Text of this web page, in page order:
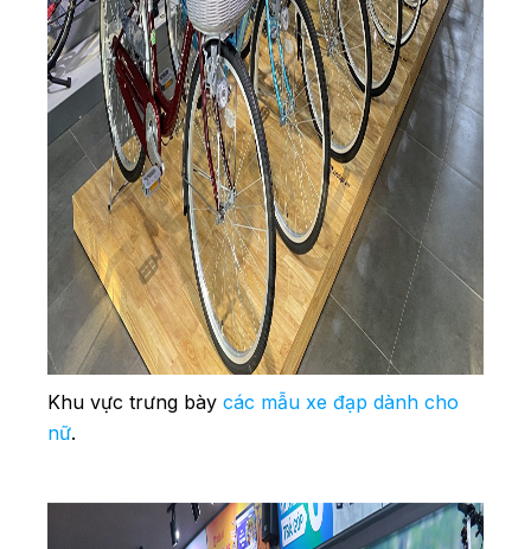
Khu vực trưng bày các mẫu xe đạp dành cho
nữ.